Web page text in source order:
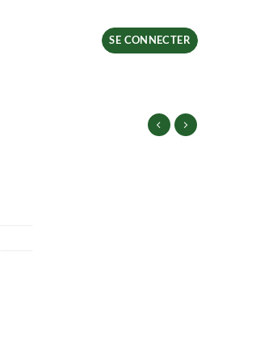
SE CONNECTER